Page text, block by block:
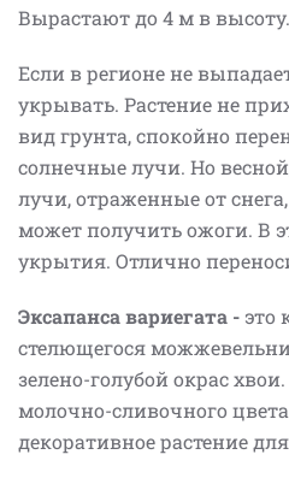
Вырастают до 4 м в высоту.
Если в регионе не
укрывать. Растение не
вид грунта, спокойно
солнечные лучи. Но
лучи, отраженные от
может получить ожоги. В
укрытия. Отлично
Эксапанса вариегата - это
стелющегося
зелено-голубой окрас
молочно-сливочного
декоративное растение